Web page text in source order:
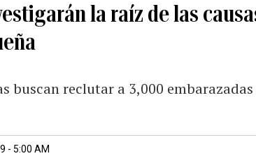
la raíz de las
buscan reclutar a 3,000
- 5:00 AM